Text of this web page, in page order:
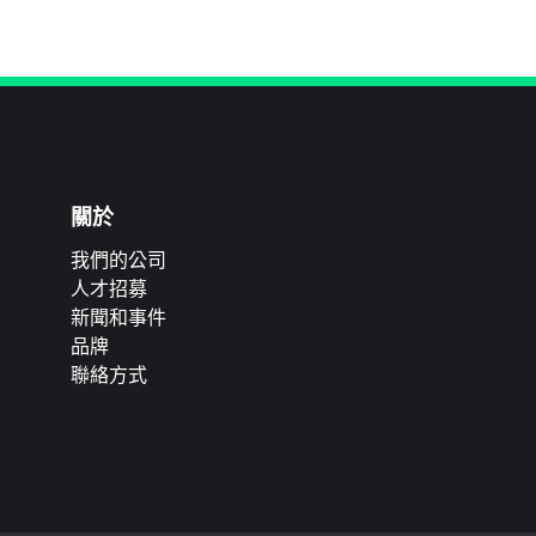
關於
我們的公司
人才招募
新聞和事件
品牌
聯絡方式